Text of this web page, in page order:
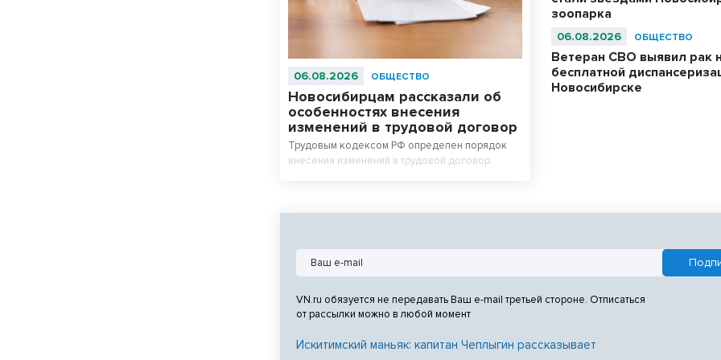
06.08.2026 ОБЩЕСТВО
Новосибирцам рассказали об
особенностях внесения
изменений в трудовой договор
Трудовым кодексом РФ определен порядок
внесения изменений в трудовой договор.
зоопарка
06.08.2026 ОБЩЕСТВО
Ветеран СВО выявил рак
бесплатной
Новосибирске
VN.ru обязуется не передавать Ваш e-mail третьей стороне. Отписаться
от рассылки можно в любой момент
Искитимский маньяк: капитан Чеплыгин рассказывает